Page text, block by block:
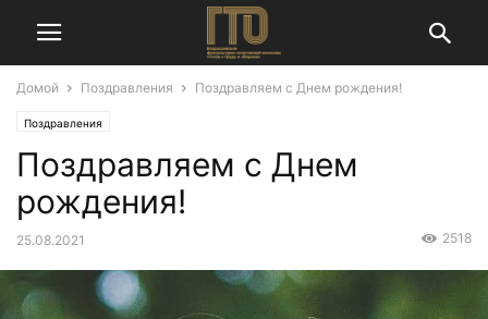
Домой Поздравления Поздравляем с Днем рождения!
Поздравления
Поздравляем с Днем
рождения!
25.08.2021 2518